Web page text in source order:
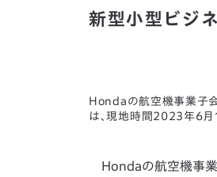
新型小型ビジ
Hondaの航空機事業子会
は、現地時間2023年6月
Hondaの航空機事業